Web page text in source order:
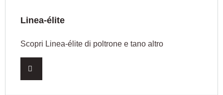
Linea-élite
Scopri Linea-élite di poltrone e tano altro